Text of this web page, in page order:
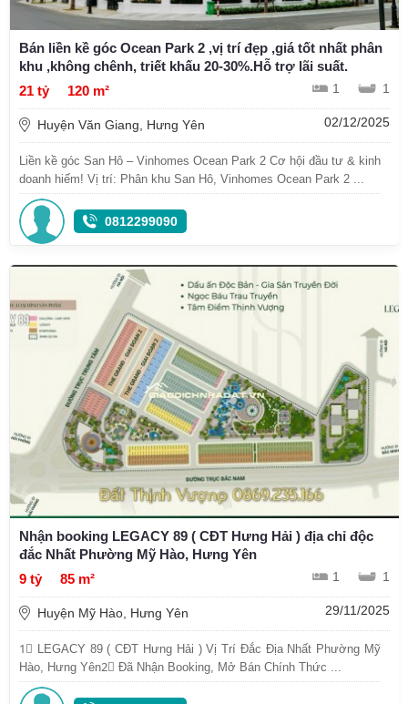
Bán liền kề góc Ocean Park 2 ,vị trí đẹp ,giá tốt nhất phân
khu ,không chênh, triết khấu 20-30%.Hỗ trợ lãi suất.
21 tỷ
120 m² 1 1
Huyện Văn Giang, Hưng Yên 02/12/2025
Liền kề góc San Hô – Vinhomes Ocean Park 2 Cơ hội đầu tư & kinh
doanh hiếm! Vị trí: Phân khu San Hô, Vinhomes Ocean Park 2 ...
0812299090
Nhận booking LEGACY 89 ( CĐT Hưng Hải ) địa chỉ độc
đắc Nhất Phường Mỹ Hào, Hưng Yên
9 tỷ
85 m² 1 1
Huyện Mỹ Hào, Hưng Yên 29/11/2025
1⃣ LEGACY 89 ( CĐT Hưng Hải ) Vị Trí Đắc Địa Nhất Phường Mỹ
Hào, Hưng Yên2⃣ Đã Nhận Booking, Mở Bán Chính Thức ...